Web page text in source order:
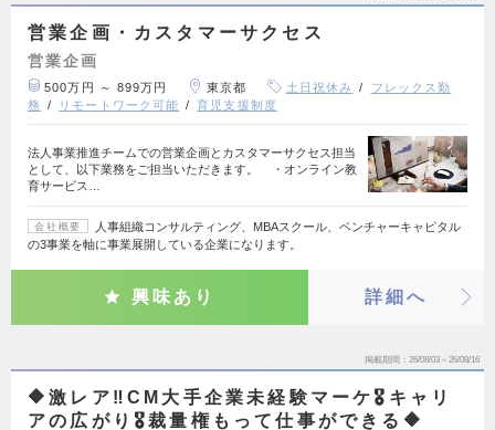
営業企画・カスタマーサクセス
営業企画
500万円 ～ 899万円 東京都 土日祝休み
フレックス勤
務
リモートワーク可能 育児支援制度
法人事業推進チームでの営業企画とカスタマーサクセス担当
として、以下業務をご担当いただきます。 ・オンライン教
育サービス…
会社概要
人事組織コンサルティング、MBAスクール、ベンチャーキャピタル
の3事業を軸に事業展開している企業になります。
興味あり 詳細へ
掲載期間 26/08/03～26/08/16
🔶激レア‼️CM大手企業未経験マーケ🎖️キャリ
アの広がり🎖️裁量権もって仕事ができる🔶